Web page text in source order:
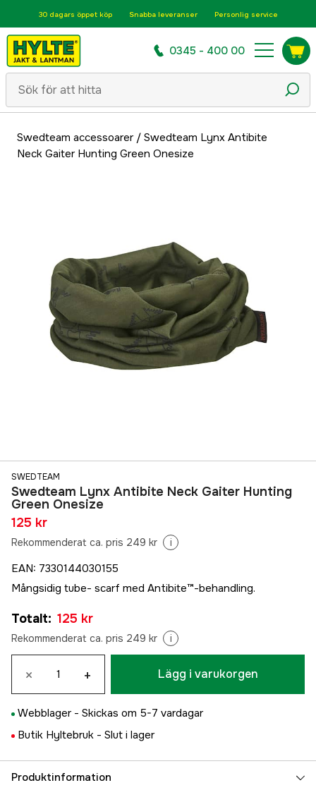
30 dagars öppet köp Snabba leveranser Personlig service
0345 - 400 00
Swedteam accessoarer/ Swedteam Lynx Antibite
Neck Gaiter Hunting Green Onesize
SWEDTEAM
Swedteam Lynx Antibite Neck Gaiter Hunting
Green Onesize
125 kr
Rekommenderat ca. pris 249 kr i
EAN: 7330144030155
Mångsidig tube- scarf med Antibite™-behandling.
Totalt: 125 kr
Rekommenderat ca. pris 249 kr i
× + Lägg i varukorgen
Webblager - Skickas om 5-7 vardagar
Butik Hyltebruk - Slut i lager
Produktinformation